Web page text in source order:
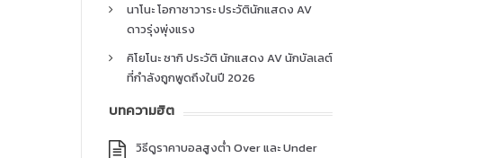
นาโนะ โอกาซาวาระ ประวัตินักแสดง AV
ดาวรุ่งพุ่งแรง
คิโยโนะ ซากิ ประวัติ นักแสดง AV นักบัลเลต์
ที่กำลังถูกพูดถึงในปี 2026
บทความฮิต
วิธีดูราคาบอลสูงต่ำ Over และ Under